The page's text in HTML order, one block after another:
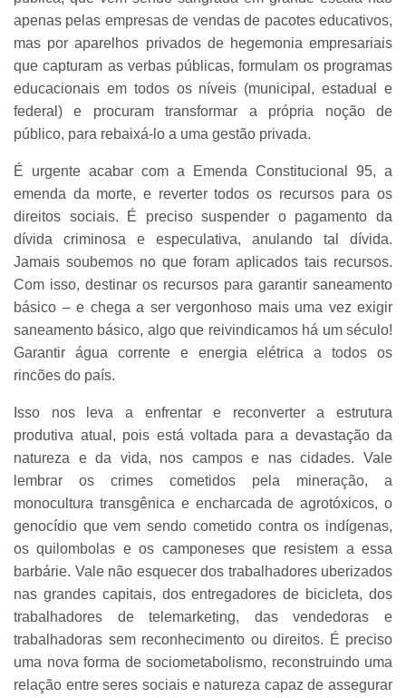
apenas pelas empresas de vendas de pacotes educativos,
mas por aparelhos privados de hegemonia empresariais
que capturam as verbas públicas, formulam os programas
educacionais em todos os níveis (municipal, estadual e
federal) e procuram transformar a própria noção de
público, para rebaixá-lo a uma gestão privada.
É urgente acabar com a Emenda Constitucional 95, a
emenda da morte, e reverter todos os recursos para os
direitos sociais. É preciso suspender o pagamento da
dívida criminosa e especulativa, anulando tal dívida.
Jamais soubemos no que foram aplicados tais recursos.
Com isso, destinar os recursos para garantir saneamento
básico – e chega a ser vergonhoso mais uma vez exigir
saneamento básico, algo que reivindicamos há um século!
Garantir água corrente e energia elétrica a todos os
rincões do país.
Isso nos leva a enfrentar e reconverter a estrutura
produtiva atual, pois está voltada para a devastação da
natureza e da vida, nos campos e nas cidades. Vale
lembrar os crimes cometidos pela mineração, a
monocultura transgênica e encharcada de agrotóxicos, o
genocídio que vem sendo cometido contra os indígenas,
os quilombolas e os camponeses que resistem a essa
barbárie. Vale não esquecer dos trabalhadores uberizados
nas grandes capitais, dos entregadores de bicicleta, dos
trabalhadores de telemarketing, das vendedoras e
trabalhadoras sem reconhecimento ou direitos. É preciso
uma nova forma de sociometabolismo, reconstruindo uma
relação entre seres sociais e natureza capaz de assegurar